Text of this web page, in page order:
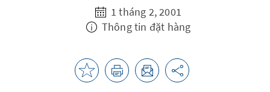
1 tháng 2, 2001
Thông tin đặt hàng